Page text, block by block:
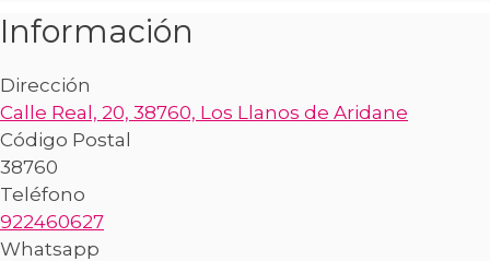
Información
Dirección
Calle Real, 20, 38760, Los Llanos de Aridane
Código Postal
38760
Teléfono
922460627
Whatsapp